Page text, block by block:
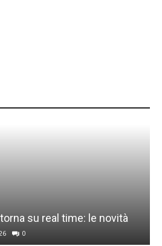
su real time: le novità
0